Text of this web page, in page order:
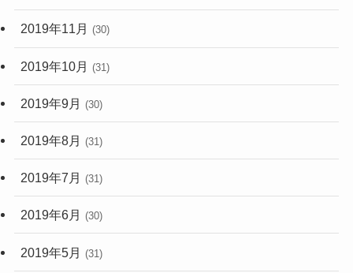
2019年11月 (30)
2019年10月 (31)
2019年9月 (30)
2019年8月 (31)
2019年7月 (31)
2019年6月 (30)
2019年5月 (31)